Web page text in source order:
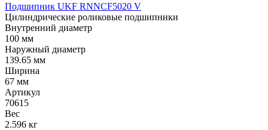
Подшипник UKF RNNCF5020 V
Цилиндрические роликовые подшипники
Внутренний диаметр
100 мм
Наружный диаметр
139.65 мм
Ширина
67 мм
Артикул
70615
Вес
2.596 кг